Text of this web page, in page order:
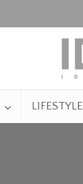
LIFESTYLE